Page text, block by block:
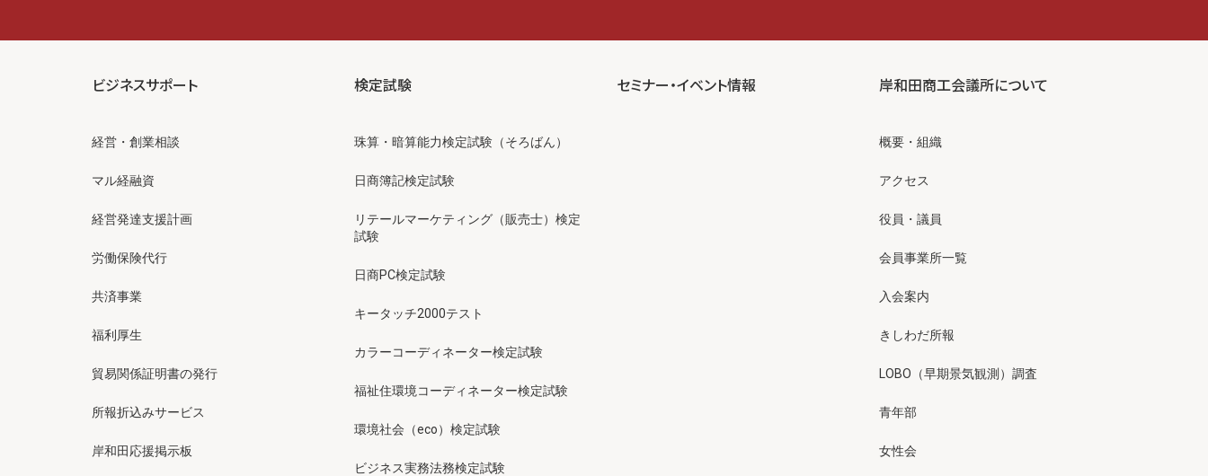
ビジネスサポート
経営・創業相談
マル経融資
経営発達支援計画
労働保険代行
共済事業
福利厚生
貿易関係証明書の発行
所報折込みサービス
岸和田応援掲示板
検定試験
珠算・暗算能力検定試験（そろばん）
日商簿記検定試験
リテールマーケティング（販売士）検定
試験
日商PC検定試験
キータッチ2000テスト
カラーコーディネーター検定試験
福祉住環境コーディネーター検定試験
環境社会（eco）検定試験
ビジネス実務法務検定試験
セミナー・イベント情報 岸和田商工会議所について
概要・組織
アクセス
役員・議員
会員事業所一覧
入会案内
きしわだ所報
LOBO（早期景気観測）調査
青年部
女性会